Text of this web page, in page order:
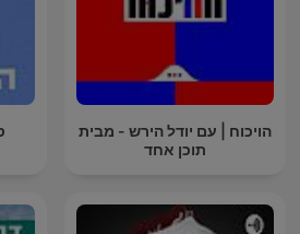
הויכוח | עם יודל הירש - מבית
תוכן אחד